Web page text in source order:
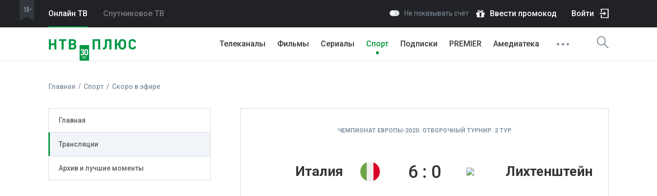
Онлайн ТВ Спутниковое ТВ Не показывать счёт Ввести промокод Войти
Телеканалы Фильмы Сериалы Спорт Подписки PREMIER Амедиатека
Главная Спорт Скоро в эфире
Главная
Трансляции
Архив и лучшие моменты
ЧЕМПИОНАТ ЕВРОПЫ-2020. ОТБОРОЧНЫЙ ТУРНИР. 2 ТУР
Италия Лихтенштейн
6 : 0